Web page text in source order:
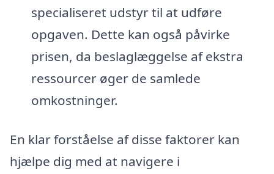
specialiseret udstyr til at udføre
opgaven. Dette kan også påvirke
prisen, da beslaglæggelse af ekstra
ressourcer øger de samlede
omkostninger.
En klar forståelse af disse faktorer kan
hjælpe dig med at navigere i